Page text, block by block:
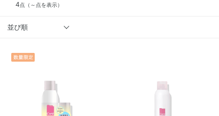
4点 （～点を表示）
並び順